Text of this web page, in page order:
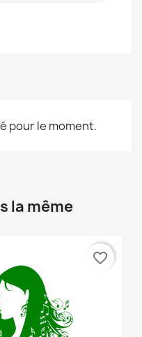
pour le moment.
la même
favorite_border